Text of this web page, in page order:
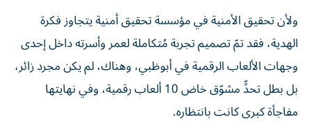
ولأن تحقيق الأمنية في مؤسسة تحقيق أمنية يتجاوز فكرة
الهدية، فقد تمّ تصميم تجربة مُتكاملة لعمر وأسرته داخل إحدى
وجهات الألعاب الرقمية في أبوظبي، وهناك، لم يكن مجرد زائر،
بل بطل تحدٍّ مشوّق خاض 10 ألعاب رقمية، وفي نهايتها
مفاجأة كبرى كانت بانتظاره.